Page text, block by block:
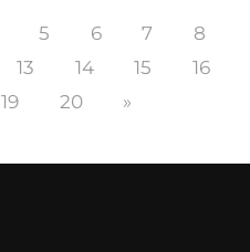
5 6 7
8
13 14 15
16
19 20 »